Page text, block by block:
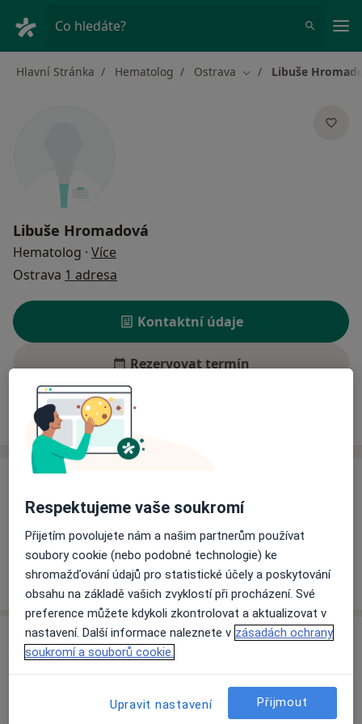
Co hledáte?
Hlavní Stránka Hematolog Ostrava Změna města
Libuše
Libuše Hromadová
Hematolog · Více
Ostrava 1 adresa
Kontaktní údaje
Rezervovat termín
Ceník
Informace o službách a cenách nejsou k dispozici
Tento specialista ještě nepřidával žádné informace o
svých službách.
Adresa
Tř. 17. listopadu 1790, Ostrava
Respektujeme vaše soukromí
Přijetím povolujete nám a našim partnerům používat
soubory cookie (nebo podobné technologie) ke
shromažďování údajů pro statistické účely a poskytování
obsahu na základě vašich zvyklostí při procházení. Své
preference můžete kdykoli zkontrolovat a aktualizovat v
nastavení. Další informace naleznete v zásadách ochrany
soukromí a souborů cookie.
Upravit nastavení Přijmout